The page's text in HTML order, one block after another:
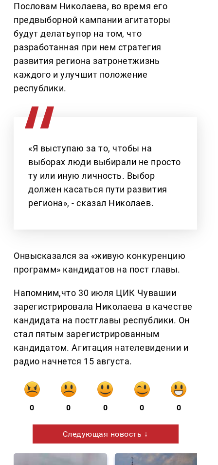
Пословам Николаева, во время его
предвыборной кампании агитаторы
будут делатьупор на том, что
разработанная при нем стратегия
развития региона затронетжизнь
каждого и улучшит положение
республики.
«Я выступаю за то, чтобы на
выборах люди выбирали не просто
ту или иную личность. Выбор
должен касаться пути развития
региона», - сказал Николаев.
Онвысказался за «живую конкуренцию
программ» кандидатов на пост главы.
Напомним,что 30 июля ЦИК Чувашии
зарегистрировала Николаева в качестве
кандидата на постглавы республики. Он
стал пятым зарегистрированным
кандидатом. Агитация нателевидении и
радио начнется 15 августа.
0 0 0 0 0
Следующая новость ↓